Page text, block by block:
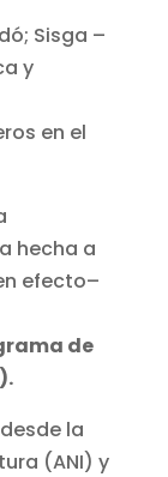
Sisga –
y
en el
hecha a
efecto–
de
la
(ANI) y